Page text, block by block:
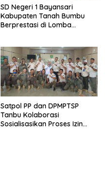
SD Negeri 1 Bayansari
Kabupaten Tanah Bumbu
Berprestasi di Lomba
Satpol PP dan DPMPTSP
Tanbu Kolaborasi
Sosialisasikan Proses Izin